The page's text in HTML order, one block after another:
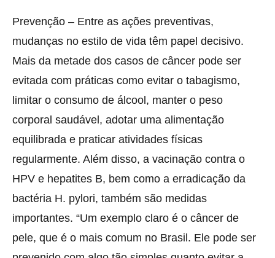
Prevenção – Entre as ações preventivas,
mudanças no estilo de vida têm papel decisivo.
Mais da metade dos casos de câncer pode ser
evitada com práticas como evitar o tabagismo,
limitar o consumo de álcool, manter o peso
corporal saudável, adotar uma alimentação
equilibrada e praticar atividades físicas
regularmente. Além disso, a vacinação contra o
HPV e hepatites B, bem como a erradicação da
bactéria H. pylori, também são medidas
importantes. “Um exemplo claro é o câncer de
pele, que é o mais comum no Brasil. Ele pode ser